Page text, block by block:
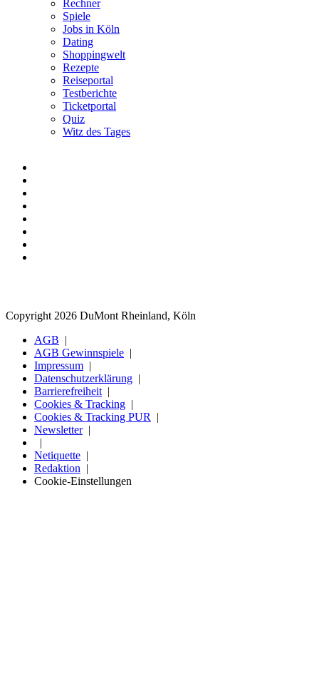
Rechner
Spiele
Jobs in Köln
Dating
Shoppingwelt
Rezepte
Reiseportal
Testberichte
Ticketportal
Quiz
Witz des Tages
Copyright 2026 DuMont Rheinland, Köln
AGB
AGB Gewinnspiele
Impressum
Datenschutzerklärung
Barrierefreiheit
Cookies & Tracking
Cookies & Tracking PUR
Newsletter
Netiquette
Redaktion
Cookie-Einstellungen